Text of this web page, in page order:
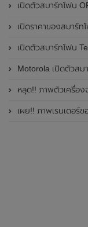
เปิดตัวสมาร์ทโฟน OPPO A3 Pro
เปิดราคาของสมาร์ทโฟน
เปิดตัวสมาร์ทโฟน Tecno Spark Go 1 อย่า
Motorola เปิดตัวสมาร์
หลุด!! ภาพตัวเครื่องจริงของสมาร์
เผย!! ภาพเรนเดอร์ของสมาร์ทโฟน